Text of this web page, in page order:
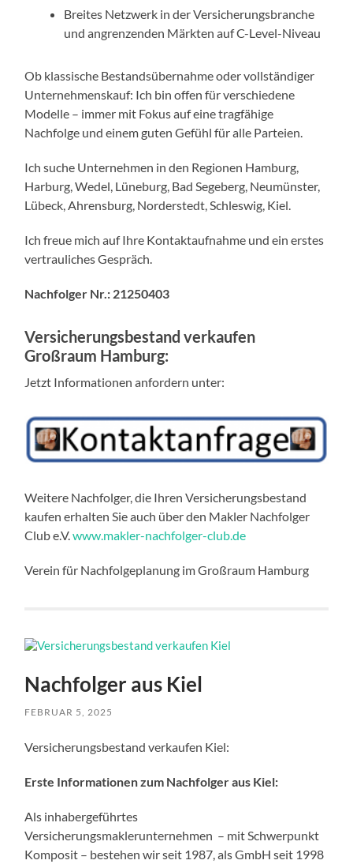
Breites Netzwerk in der Versicherungsbranche
und angrenzenden Märkten auf C-Level-Niveau
Ob klassische Bestandsübernahme oder vollständiger
Unternehmenskauf: Ich bin offen für verschiedene
Modelle – immer mit Fokus auf eine tragfähige
Nachfolge und einem guten Gefühl für alle Parteien.
Ich suche Unternehmen in den Regionen Hamburg,
Harburg, Wedel, Lüneburg, Bad Segeberg, Neumünster,
Lübeck, Ahrensburg, Norderstedt, Schleswig, Kiel.
Ich freue mich auf Ihre Kontaktaufnahme und ein erstes
vertrauliches Gespräch.
Nachfolger Nr.: 21250403
Versicherungsbestand verkaufen
Großraum Hamburg:
Jetzt Informationen anfordern unter:
Weitere Nachfolger, die Ihren Versicherungsbestand
kaufen erhalten Sie auch über den Makler Nachfolger
Club e.V.www.makler-nachfolger-club.de
Verein für Nachfolgeplanung im Großraum Hamburg
Nachfolger aus Kiel
FEBRUAR 5, 2025
Versicherungsbestand verkaufen Kiel:
Erste Informationen zum Nachfolger aus Kiel:
Als inhabergeführtes
Versicherungsmaklerunternehmen – mit Schwerpunkt
Komposit – bestehen wir seit 1987, als GmbH seit 1998